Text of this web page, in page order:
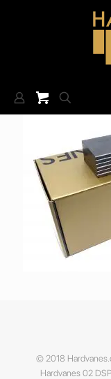
© 2018
Hardvanes 02